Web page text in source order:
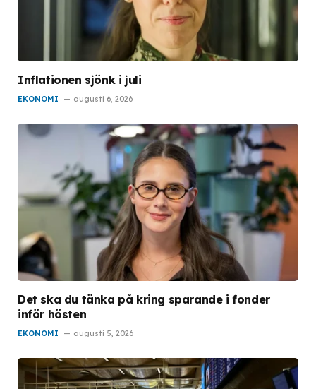
Inflationen sjönk i juli
EKONOMI augusti 6, 2026
Det ska du tänka på kring sparande i fonder
inför hösten
EKONOMI augusti 5, 2026